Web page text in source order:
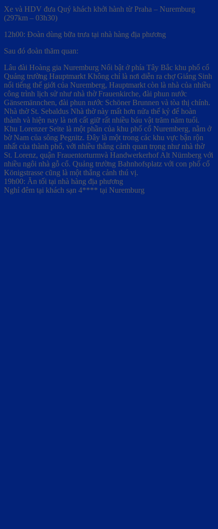
Xe và HDV đưa Quý khách khởi hành từ Praha – Nuremburg
(297km – 03h30)
12h00: Đoàn dùng bữa trưa tại nhà hàng địa phương
Sau đó đoàn thăm quan:
Lâu đài Hoàng gia Nuremburg Nổi bật ở phía Tây Bắc khu phố cổ
Quảng trường Hauptmarkt Không chỉ là nơi diễn ra chợ Giáng Sinh
nổi tiếng thế giới của Nuremberg, Hauptmarkt còn là nhà của nhiều
công trình lịch sử như nhà thờ Frauenkirche, đài phun nước
Gänsemännchen, đài phun nước Schöner Brunnen và tòa thị chính.
Nhà thờ St. Sebaldus Nhà thờ này mất hơn nửa thế kỷ để hoàn
thành và hiện nay là nơi cất giữ rất nhiều báu vật trăm năm tuổi.
Khu Lorenzer Seite là một phần của khu phố cổ Nuremberg, nằm ở
bờ Nam của sông Pegnitz. Đây là một trong các khu vực bận rộn
nhất của thành phố, với nhiều thắng cảnh quan trọng như nhà thờ
St. Lorenz, quận Frauentorturmvà Handwerkerhof Alt Nürnberg với
nhiều ngôi nhà gỗ cổ. Quảng trường Bahnhofsplatz với con phố cổ
Königstrasse cũng là một thắng cảnh thú vị.
19h00: Ăn tối tại nhà hàng địa phương
Nghỉ đêm tại khách sạn 4**** tại Nuremburg